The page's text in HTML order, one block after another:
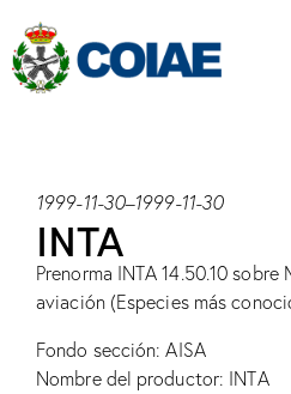
1999-11-30–1999-11-30
INTA
Prenorma INTA 14.50.10
aviación (Especies más
Fondo sección: AISA
Nombre del productor: INTA